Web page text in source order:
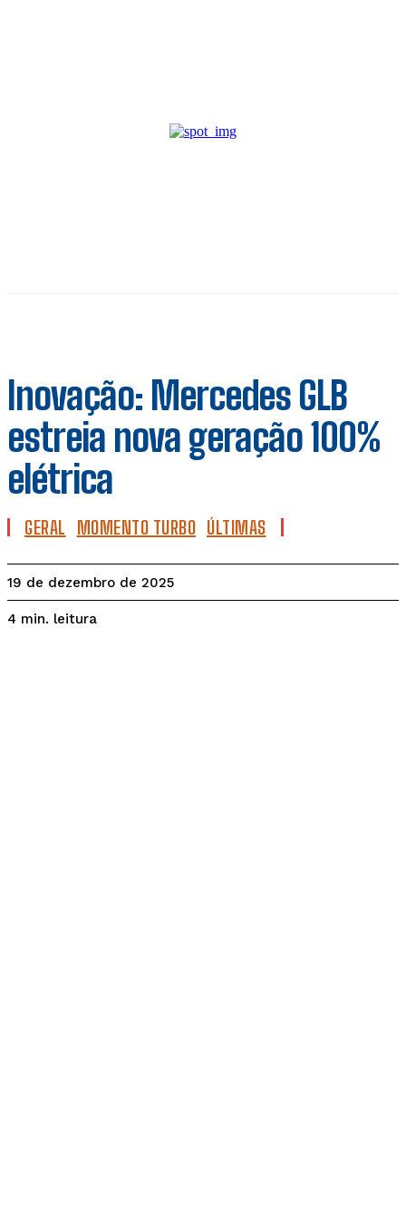
Inovação: Mercedes GLB
estreia nova geração 100%
elétrica
GERAL MOMENTO TURBO ÚLTIMAS
19 de dezembro de 2025
4 min. leitura